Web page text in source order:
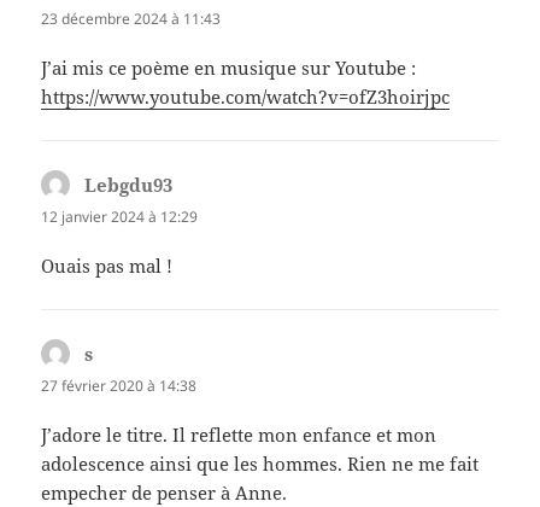
23 décembre 2024 à 11:43
J’ai mis ce poème en musique sur Youtube :
https://www.youtube.com/watch?v=ofZ3hoirjpc
Lebgdu93
12 janvier 2024 à 12:29
Ouais pas mal !
s
27 février 2020 à 14:38
J’adore le titre. Il reflette mon enfance et mon
adolescence ainsi que les hommes. Rien ne me fait
empecher de penser à Anne.